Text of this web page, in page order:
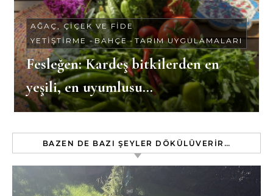
AĞAÇ, ÇIÇEK VE FIDE
YETIŞTIRME -BAHÇE- TARIM UYGULAMALARI
Fesleğen: Kardeş bitkilerden en
yeşili, en uyumlusu…
BAZEN DE BAZI ŞEYLER DÖKÜLÜVERIR…